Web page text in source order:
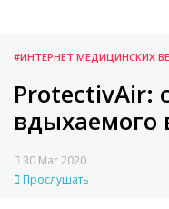
#ИНТЕРНЕТ МЕДИЦИНСКИХ
ProtectivAir:
вдыхаемого
30 Mar 2020
Прослушать